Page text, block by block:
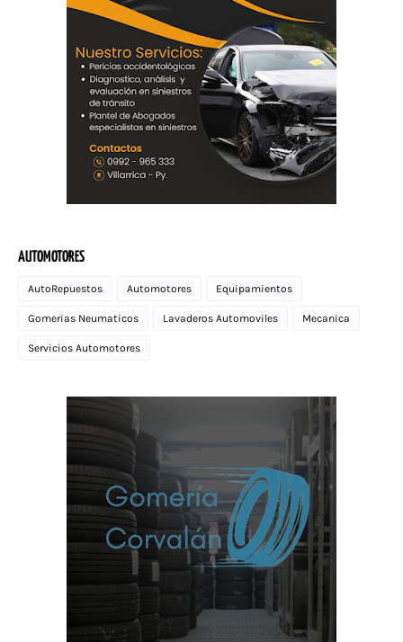
AUTOMOTORES
AutoRepuestos Automotores Equipamientos
Gomerias Neumaticos Lavaderos Automoviles Mecanica
Servicios Automotores